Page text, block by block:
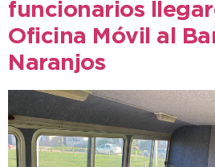
funcionarios
Oficina Móvil al
Naranjos